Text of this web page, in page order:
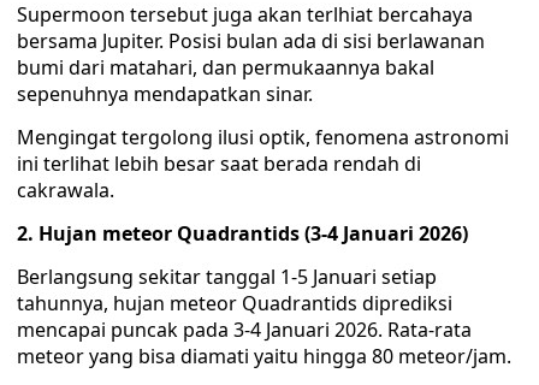
Supermoon tersebut juga akan terlhiat bercahaya
bersama Jupiter. Posisi bulan ada di sisi berlawanan
bumi dari matahari, dan permukaannya bakal
sepenuhnya mendapatkan sinar.
Mengingat tergolong ilusi optik, fenomena astronomi
ini terlihat lebih besar saat berada rendah di
cakrawala.
2. Hujan meteor Quadrantids (3-4 Januari 2026)
Berlangsung sekitar tanggal 1-5 Januari setiap
tahunnya, hujan meteor Quadrantids diprediksi
mencapai puncak pada 3-4 Januari 2026. Rata-rata
meteor yang bisa diamati yaitu hingga 80 meteor/jam.